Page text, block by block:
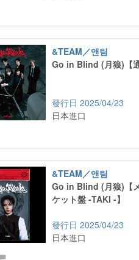
&TEAM／앤팀
Go in Blind (月狼)【
2025/04/23
日本進口
&TEAM／앤팀
Go in Blind (月狼)【
ケット盤 -TAKI -】
2025/04/23
日本進口